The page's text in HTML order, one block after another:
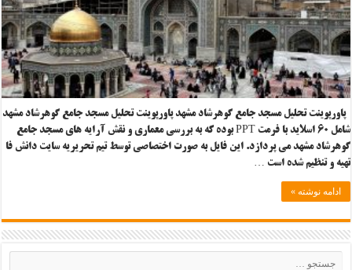
پاورپوینت تحلیل مسجد جامع گوهرشاد مشهد پاورپوینت تحلیل مسجد جامع گوهرشاد مشهد
شامل ۶۰ اسلاید با فرمت PPT بوده که به بررسی معماری و نقش آرایه های مسجد جامع
گوهرشاد مشهد می پردازد. این فایل به صورت اختصاصی توسط تیم تحریریه سایت دانش فا
تهیه و تنظیم شده است …
ادامه نوشته »